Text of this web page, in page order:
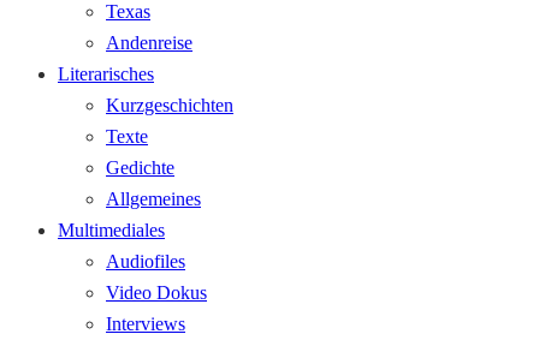
Texas
Andenreise
Literarisches
Kurzgeschichten
Texte
Gedichte
Allgemeines
Multimediales
Audiofiles
Video Dokus
Interviews